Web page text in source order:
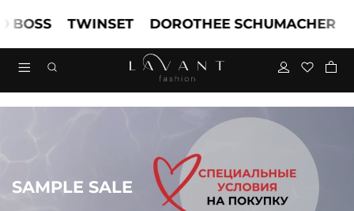
TWINSET DOROTHEE SCHUMACHER
SAMPLE SALE